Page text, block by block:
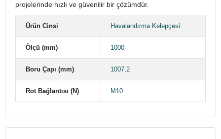
projelerinde hızlı ve güvenilir bir çözümdür.
Ürün Cinsi Havalandırma Kelepçesi
Ölçü (mm) 1000
Boru Çapı (mm) 1007,2
Rot Bağlantısı (N) M10